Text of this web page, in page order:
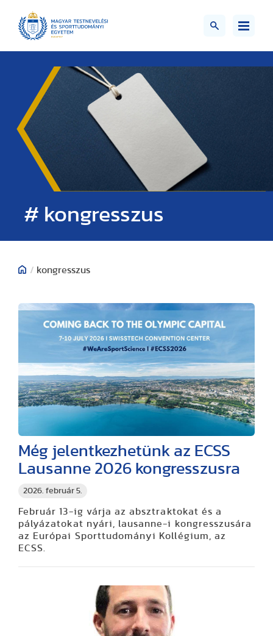
# kongresszus
/ kongresszus
2026. február 5.
Még jelentkezhetünk az ECSS
Lausanne 2026 kongresszusra
Február 13-ig várja az absztraktokat és a
pályázatokat nyári, lausanne-i kongresszusára
az Európai Sporttudományi Kollégium, az
ECSS.